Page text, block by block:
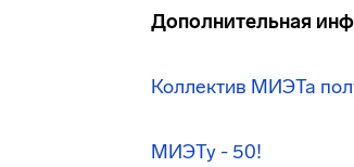
Дополнительная
Коллектив МИЭТа
МИЭТу - 50!